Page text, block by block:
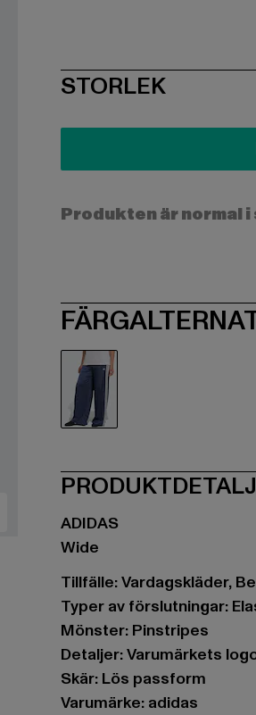
SIZE
STORLEK
Produkten är normal
ADIDAS
Wide
Tillfälle: Vardagskläder,
Typer av förslutningar:
Mönster: Pinstripes
Detaljer: Varumärkets
Skär: Lös passform
Varumärke: adidas